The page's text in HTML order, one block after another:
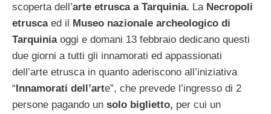
scoperta dell’arte etrusca a Tarquinia. La Necropoli
etruscaed il Museo nazionale archeologico di
Tarquiniaoggi e domani 13 febbraio dedicano questi
due giorni a tutti gli innamorati ed appassionati
dell’arte etrusca in quanto aderiscono all’iniziativa
“Innamorati dell’arte”, che prevede l’ingresso di 2
persone pagando un solo biglietto, per cui un